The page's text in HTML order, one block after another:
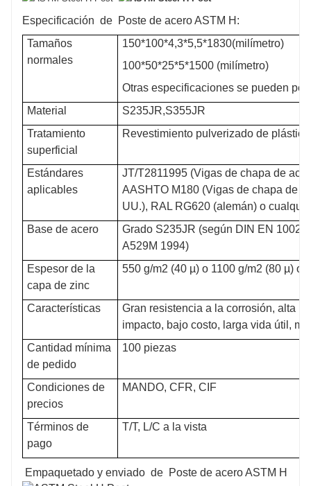
Especificación de Poste de acero ASTM H:
Tamaños
normales
150*100*4,3*5,5*1830(milímetro)
100*50*25*5*1500 (milímetro)
Otras especificaciones se pueden
Material
S235JR,S355JR
Tratamiento
superficial
Revestimiento pulverizado de
Estándares
aplicables
JT/T2811995 (Vigas de chapa de
AASHTO M180 (Vigas de chapa de
UU.), RAL RG620 (alemán) o
Base de acero
Grado S235JR (según DIN EN
A529M 1994)
Espesor de la
capa de zinc
550 g/m2 (40 µ) o 1100 g/m2 (80 µ) o
Características
Gran resistencia a la corrosión, alta
impacto, bajo costo, larga vida útil,
Cantidad mínima
de pedido
100 piezas
Condiciones de
precios
MANDO, CFR, CIF
Términos de
pago
T/T, L/C a la vista
Empaquetado y enviado de Poste de acero ASTM H